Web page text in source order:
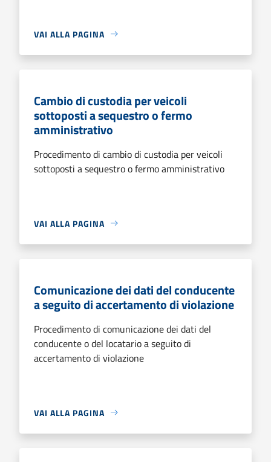
VAI ALLA PAGINA
Cambio di custodia per veicoli
sottoposti a sequestro o fermo
amministrativo
Procedimento di cambio di custodia per veicoli
sottoposti a sequestro o fermo amministrativo
VAI ALLA PAGINA
Comunicazione dei dati del conducente
a seguito di accertamento di violazione
Procedimento di comunicazione dei dati del
conducente o del locatario a seguito di
accertamento di violazione
VAI ALLA PAGINA